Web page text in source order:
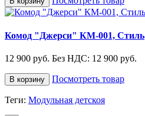
Комод "Джерси" КМ-001, Стиль
12 900 руб. Без НДС: 12 900 руб.
В корзину Посмотреть товар
Теги: Модульная детскоя